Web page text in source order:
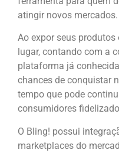
atingir novos mercados.
Ao expor seus
lugar, contando com a
plataforma já
chances de conquistar
tempo que pode
consumidores
O Bling! possui
marketplaces do